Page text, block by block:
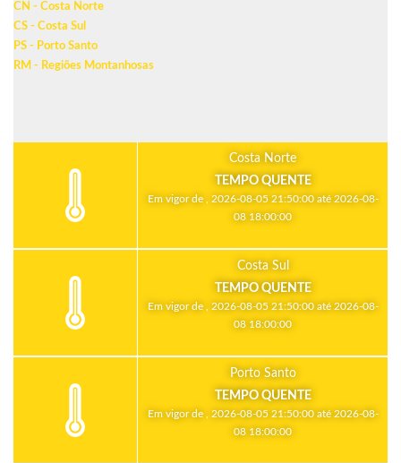
CN - Costa Norte
CS - Costa Sul
PS - Porto Santo
RM - Regiões Montanhosas
Costa Norte
TEMPO QUENTE
Em vigor de , 2026-08-05 21:50:00 até 2026-08-
08 18:00:00
Costa Sul
TEMPO QUENTE
Em vigor de , 2026-08-05 21:50:00 até 2026-08-
08 18:00:00
Porto Santo
TEMPO QUENTE
Em vigor de , 2026-08-05 21:50:00 até 2026-08-
08 18:00:00